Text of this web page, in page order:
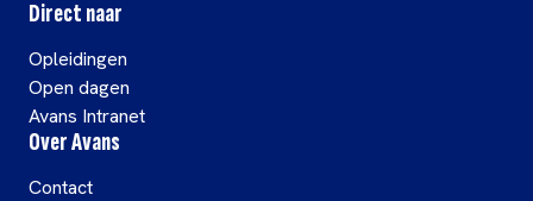
Direct naar
Opleidingen
Open dagen
Avans Intranet
Over Avans
Contact